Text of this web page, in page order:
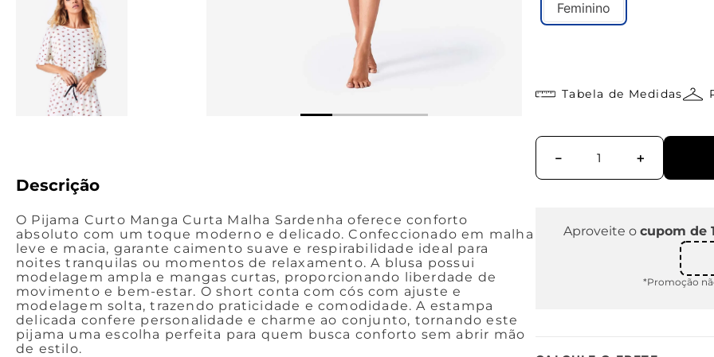
Descrição
O Pijama Curto Manga Curta Malha Sardenha oferece conforto
absoluto com um toque moderno e delicado. Confeccionado em malha
leve e macia, garante caimento suave e respirabilidade ideal para
noites tranquilas ou momentos de relaxamento. A blusa possui
modelagem ampla e mangas curtas, proporcionando liberdade de
movimento e bem-estar. O short conta com cós com ajuste e
modelagem solta, trazendo praticidade e comodidade. A estampa
delicada confere personalidade e charme ao conjunto, tornando este
pijama uma escolha perfeita para quem busca conforto sem abrir mão
de estilo.
Feminino
Tabela de Medidas
＋
－
Aproveite o cupom de
*Promoção